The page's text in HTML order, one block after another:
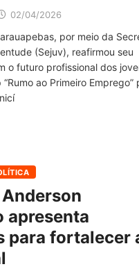
02/04/2026
por meio da
(Sejuv), reafirmou seu
o futuro profissional dos
ao Primeiro Emprego”
apresenta
para fortalecer